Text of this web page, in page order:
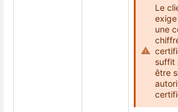
Le
une
suffit
être